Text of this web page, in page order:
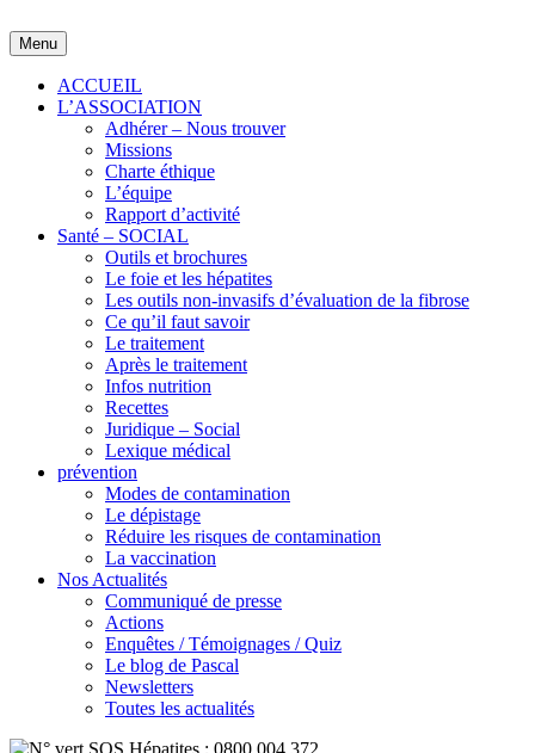
to
content
Menu
ACCUEIL
L’ASSOCIATION
Adhérer – Nous trouver
Missions
Charte éthique
L’équipe
Rapport d’activité
Santé – SOCIAL
Outils et brochures
Le foie et les hépatites
Les outils non-invasifs d’évaluation de la fibrose
Ce qu’il faut savoir
Le traitement
Après le traitement
Infos nutrition
Recettes
Juridique – Social
Lexique médical
prévention
Modes de contamination
Le dépistage
Réduire les risques de contamination
La vaccination
Nos Actualités
Communiqué de presse
Actions
Enquêtes / Témoignages / Quiz
Le blog de Pascal
Newsletters
Toutes les actualités